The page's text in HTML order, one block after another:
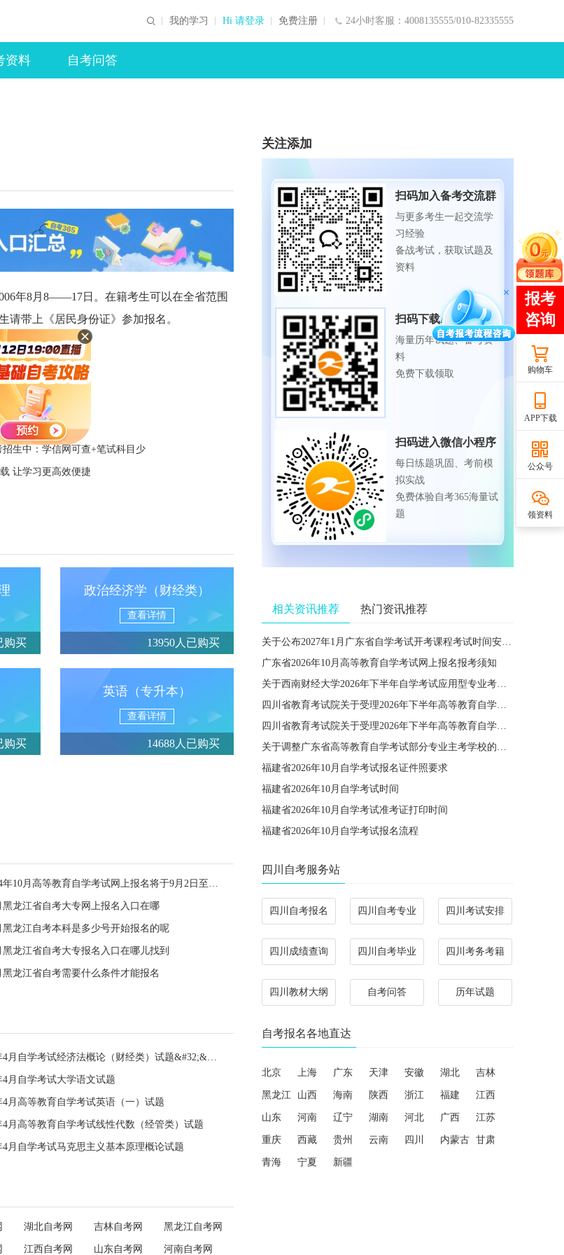
24小时客服：4008135555/010-82335555
我的学习 Hi 请登录 免费注册
资料 自考问答
年8月8——17日。在籍考生可以在全省范围
请带上《居民身份证》参加报名。
招生中：学信网可查+笔试科目少
让学习更高效便捷
购买
政治经济学（财经类）
查看详情
13950人已购买
购买
英语（专升本）
查看详情
14688人已购买
安徽省2024年10月高等教育自学考试网上报名将于9月2日至6日进行
黑龙江省自考大专网上报名入口在哪
黑龙江自考本科是多少号开始报名的呢
黑龙江省自考大专报名入口在哪儿找到
黑龙江省自考需要什么条件才能报名
全国2024年4月自学考试经济法概论（财经类）试题&#32;&#32;
4月自学考试大学语文试题
4月高等教育自学考试英语（一）试题
4月高等教育自学考试线性代数（经管类）试题
4月自学考试马克思主义基本原理概论试题
湖北自考网 吉林自考网 黑龙江自考网
江西自考网 山东自考网 河南自考网
关注添加
扫码加入备考交流群
与更多考生一起交流学
习经验
备战考试，获取试题及
资料
扫码下载APP
海量历年试题、备考资
料
免费下载领取
扫码进入微信小程序
每日练题巩固、考前模
拟实战
免费体验自考365海量试
题
相关资讯推荐 热门资讯推荐
关于公布2027年1月广东省自学考试开考课程考试时间安排和使用教材的通知
广东省2026年10月高等教育自学考试网上报名报考须知
关于西南财经大学2026年下半年自学考试应用型专业考籍更改办理的通知
四川省教育考试院关于受理2026年下半年高等教育自学考试省际转考申请的通告
四川省教育考试院关于受理2026年下半年高等教育自学考试考籍更改申请的通告
关于调整广东省高等教育自学考试部分专业主考学校的通知
福建省2026年10月自学考试报名证件照要求
福建省2026年10月自学考试时间
福建省2026年10月自学考试准考证打印时间
福建省2026年10月自学考试报名流程
四川自考服务站
四川自考报名 四川自考专业 四川考试安排
四川成绩查询 四川自考毕业 四川考务考籍
四川教材大纲 自考问答 历年试题
自考报名各地直达
北京 上海 广东 天津 安徽 湖北 吉林
黑龙江 山西 海南 陕西 浙江 福建 江西
山东 河南 辽宁 湖南 河北 广西 江苏
重庆 西藏 贵州 云南 四川 内蒙古 甘肃
青海 宁夏 新疆
购物车
APP下载
公众号
领资料